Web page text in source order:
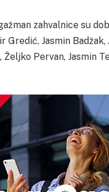
zahvalnice su
Gredić, Jasmin
Željko Pervan, Jasmin